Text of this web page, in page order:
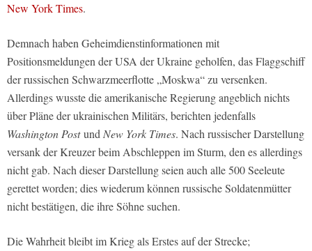
New York Times.
Demnach haben Geheimdienstinformationen mit
Positionsmeldungen der USA der Ukraine geholfen, das Flaggschiff
der russischen Schwarzmeerflotte „Moskwa“ zu versenken.
Allerdings wusste die amerikanische Regierung angeblich nichts
über Pläne der ukrainischen Militärs, berichten jedenfalls
Washington PostundNew York Times. Nach russischer Darstellung
versank der Kreuzer beim Abschleppen im Sturm, den es allerdings
nicht gab. Nach dieser Darstellung seien auch alle 500 Seeleute
gerettet worden; dies wiederum können russische Soldatenmütter
nicht bestätigen, die ihre Söhne suchen.
Die Wahrheit bleibt im Krieg als Erstes auf der Strecke;